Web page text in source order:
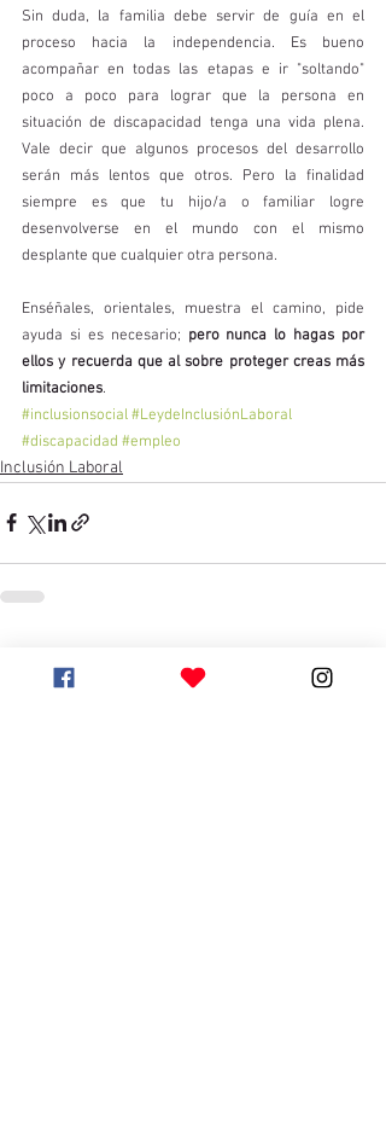
Sin duda, la familia debe servir de guía en el
proceso hacia la independencia. Es bueno
acompañar en todas las etapas e ir "soltando"
poco a poco para lograr que la persona en
situación de discapacidad tenga una vida plena.
Vale decir que algunos procesos del desarrollo
serán más lentos que otros. Pero la finalidad
siempre es que tu hijo/a o familiar logre
desenvolverse en el mundo con el mismo
desplante que cualquier otra persona.
Enséñales, orientales, muestra el camino, pide
ayuda si es necesario; pero nunca lo hagas por
ellos y recuerda que al sobre proteger creas más
limitaciones.
#inclusionsocial#LeydeInclusiónLaboral
#discapacidad #empleo
Inclusión Laboral
Entradas recientes